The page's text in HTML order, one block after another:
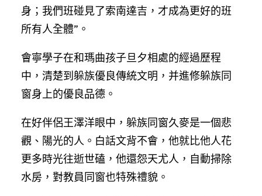
身；我們班碰見了索南達吉，才成為更好的班
所有人全體”。
會寧學子在和瑪曲孩子旦夕相處的經過歷程
中，清楚到躲族優良傳統文明，并進修躲族同
窗身上的優良品德。
在好伴侶王澤洋眼中，躲族同窗久麥是一個悲
觀、陽光的人。白話文背不會，他就比他人花
更多時光往逝世磕，他還怨天尤人，自動掃除
水房，對教員同窗也特殊禮貌。